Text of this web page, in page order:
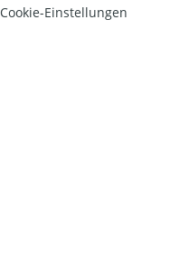
Cookie-Einstellungen